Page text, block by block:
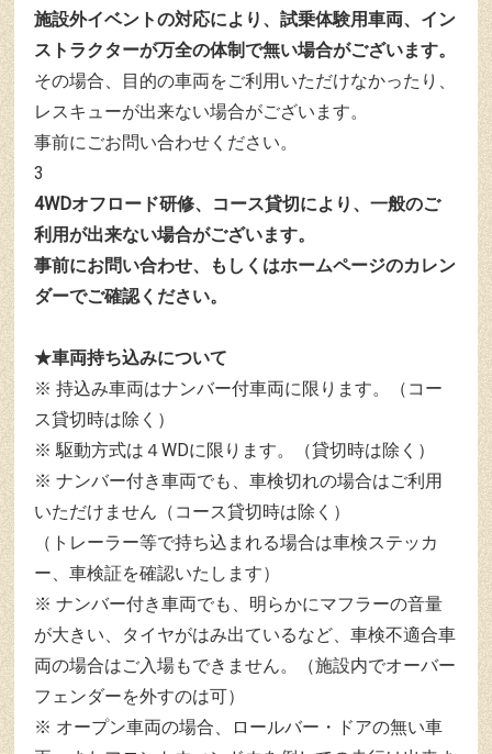
施設外イベントの対応により、試乗体験用車両、イン
ストラクターが万全の体制で無い場合がございます。
その場合、目的の車両をご利用いただけなかったり、
レスキューが出来ない場合がございます。
事前にごお問い合わせください。
3
4WDオフロード研修、コース貸切により、一般のご
利用が出来ない場合がございます。
事前にお問い合わせ、もしくはホームページのカレン
ダーでご確認ください。
★車両持ち込みについて
持込み車両はナンバー付車両に限ります。（コー
ス貸切時は除く）
駆動方式は４WDに限ります。（貸切時は除く）
ナンバー付き車両でも、車検切れの場合はご利用
いただけません（コース貸切時は除く）
（トレーラー等で持ち込まれる場合は車検ステッカ
ー、車検証を確認いたします）
ナンバー付き車両でも、明らかにマフラーの音量
が大きい、タイヤがはみ出ているなど、車検不適合車
両の場合はご入場もできません。（施設内でオーバー
フェンダーを外すのは可）
オープン車両の場合、ロールバー・ドアの無い車